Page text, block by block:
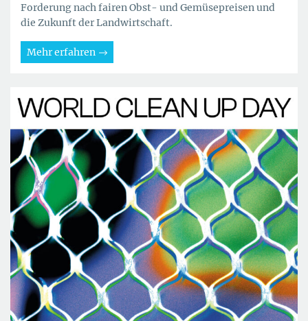
Forderung nach fairen Obst- und Gemüsepreisen und
die Zukunft der Landwirtschaft.
Mehr erfahren